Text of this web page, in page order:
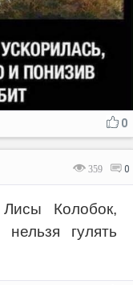
0
359 0
Колобок,
гулять